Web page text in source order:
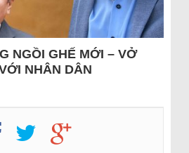
NGỒI GHẾ MỚI – VỞ
NHÂN DÂN